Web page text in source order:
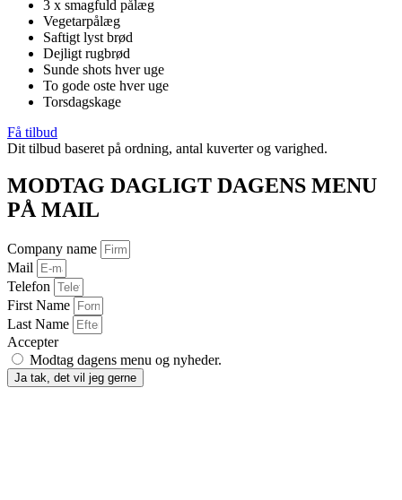
3 x smagfuld pålæg
Vegetarpålæg
Saftigt lyst brød
Dejligt rugbrød
Sunde shots hver uge
To gode oste hver uge
Torsdagskage
Få tilbud
Dit tilbud baseret på ordning, antal kuverter og varighed.
MODTAG DAGLIGT DAGENS MENU
PÅ MAIL​
Company name
Mail
Telefon
First Name
Last Name
Accepter
Modtag dagens menu og nyheder.
Ja tak, det vil jeg gerne